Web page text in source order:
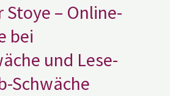
Stoye – Online-
bei
und Lese-
Schwäche